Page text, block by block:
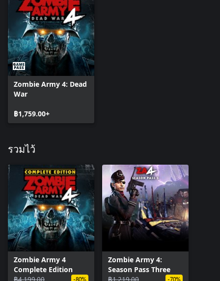
Zombie Army 4: Dead
War
฿1,759.00+
รวมไว้
Zombie Army 4
Complete Edition
-80%
Zombie Army 4:
Season Pass Three
-70%